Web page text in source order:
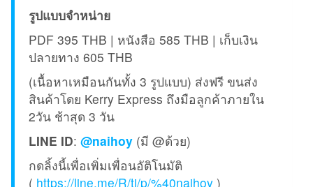
รูปแบบจำหน่าย
PDF 395 THB | หนังสือ 585 THB | เก็บเงิน
ปลายทาง 605 THB
(เนื้อหาเหมือนกันทั้ง 3 รูปแบบ) ส่งฟรี ขนส่ง
สินค้าโดย Kerry Express ถึงมือลูกค้าภายใน
2วัน ช้าสุด 3 วัน
LINE ID: @naihoy (มี @ด้วย)
กดลิ้งนี้เพื่อเพิ่มเพื่อนอัติโนมัติ
( https://line.me/R/ti/p/%40naihoy )